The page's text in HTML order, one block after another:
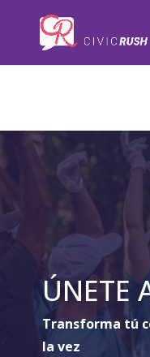
ÚNETE
Transforma tú
la vez